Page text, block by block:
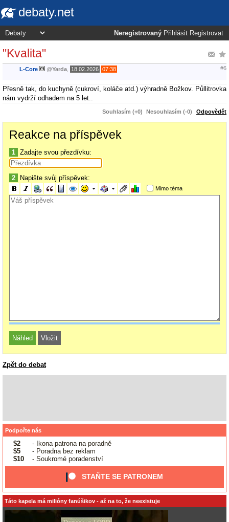
debaty.net
Neregistrovaný Přihlásit Registrovat
"Kvalita"
L-Core @Yarda 18.02.2026 07:38 #6
Přesně tak, do kuchyně (cukroví, koláče atd.) výhradně Božkov. Půllitrovka
nám vydrží odhadem na 5 let..
Souhlasím (+0) Nesouhlasím (-0) Odpovědět
Reakce na příspěvek
1 Zadajte svou přezdívku:
2 Napište svůj příspěvek:
Mimo téma
Zpět do debat
Podpořte nás
$2
- Ikona patrona na poradně
$5
- Poradna bez reklam
$10
- Soukromé poradenství
STAŇTE SE PATRONEM
Táto kapela má milióny fanúšikov - až na to, že neexistuje